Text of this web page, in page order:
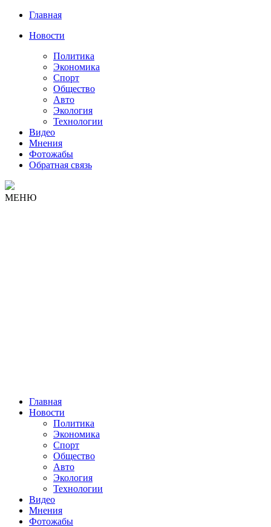
Главная
Новости
Политика
Экономика
Спорт
Общество
Авто
Экология
Технологии
Видео
Мнения
Фотожабы
Обратная связь
МЕНЮ
Главная
Новости
Политика
Экономика
Спорт
Общество
Авто
Экология
Технологии
Видео
Мнения
Фотожабы